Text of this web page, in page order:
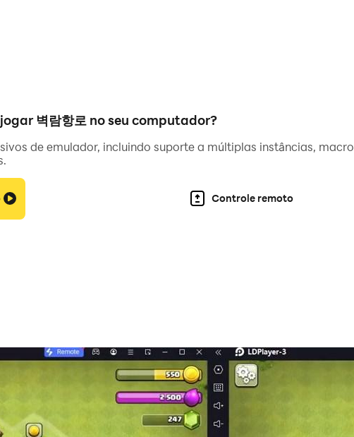
신만의 함대를 편성하라!
시 아래와 같은 서비스를 제공하기 위해 접근 권한을 요청하고 있습
벽람항로 no seu computador?
de emulador, incluindo suporte a múltiplas instâncias,
Controle remoto